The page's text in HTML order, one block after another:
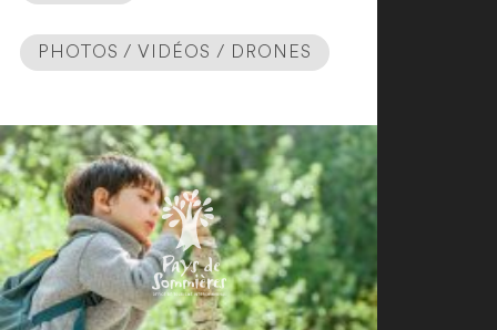
PHOTOS / VIDÉOS / DRONES